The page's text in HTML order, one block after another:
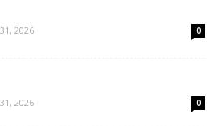
2026 0
2026 0